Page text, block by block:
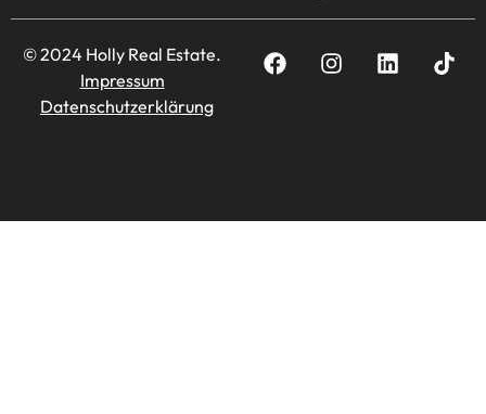
© 2024 Holly Real Estate.
Impressum
Datenschutzerklärung